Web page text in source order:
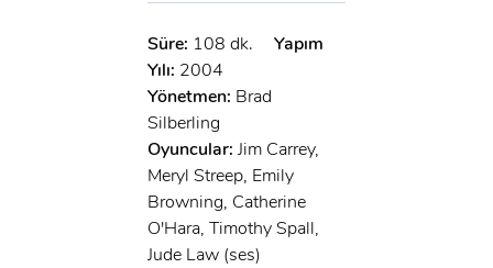
Süre: 108 dk.
Yapım
Yılı: 2004
Yönetmen: Brad
Silberling
Oyuncular: Jim Carrey,
Meryl Streep, Emily
Browning, Catherine
O'Hara, Timothy Spall,
Jude Law (ses)